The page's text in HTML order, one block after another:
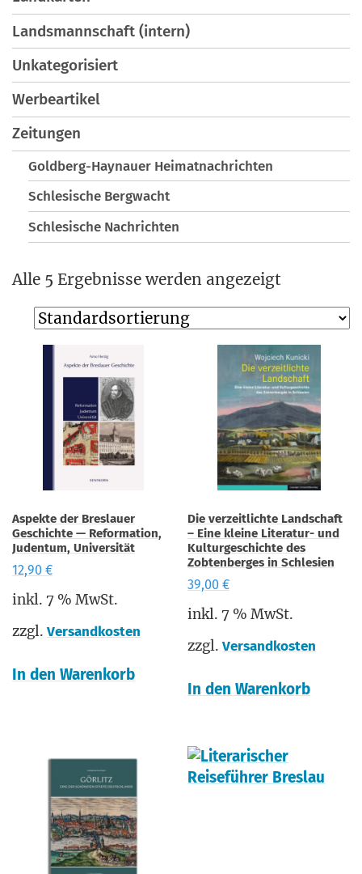
Landsmannschaft (intern)
Unkategorisiert
Werbeartikel
Zeitungen
Goldberg-Haynauer Heimatnachrichten
Schlesische Bergwacht
Schlesische Nachrichten
Alle 5 Ergebnisse werden angezeigt
Aspekte der Breslauer
Geschichte — Reformation,
Judentum, Universität
12,90 €
inkl. 7 % MwSt.
zzgl. Versandkosten
In den Warenkorb
Die verzeitlichte Landschaft
– Eine kleine Literatur- und
Kulturgeschichte des
Zobtenberges in Schlesien
39,00€
inkl. 7 % MwSt.
zzgl.Versandkosten
In den Warenkorb